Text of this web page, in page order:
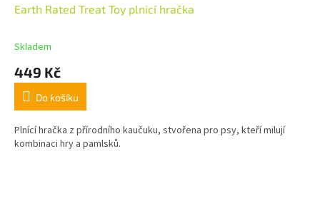
Earth Rated Treat Toy plnicí hračka
Skladem
449 Kč
Do košíku
Plnící hračka z přírodního kaučuku, stvořena pro psy, kteří milují
kombinaci hry a pamlsků.